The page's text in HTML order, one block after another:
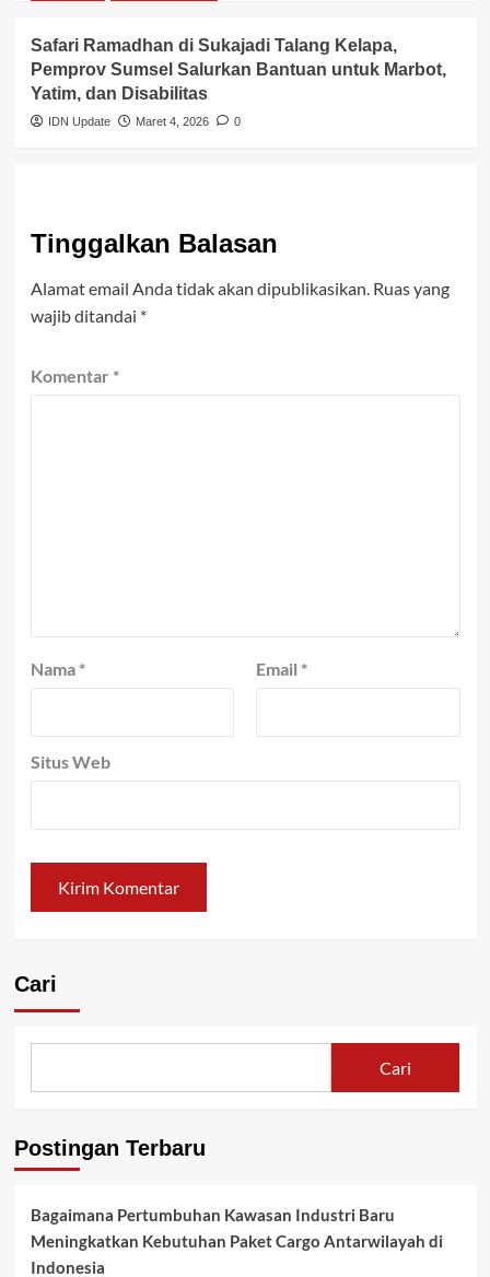
Safari Ramadhan di Sukajadi Talang Kelapa,
Pemprov Sumsel Salurkan Bantuan untuk Marbot,
Yatim, dan Disabilitas
IDN Update Maret 4, 2026 0
Tinggalkan Balasan
Alamat email Anda tidak akan dipublikasikan. Ruas yang
wajib ditandai *
Komentar *
Nama * Email *
Situs Web
Cari
Cari
Postingan Terbaru
Bagaimana Pertumbuhan Kawasan Industri Baru
Meningkatkan Kebutuhan Paket Cargo Antarwilayah di
Indonesia